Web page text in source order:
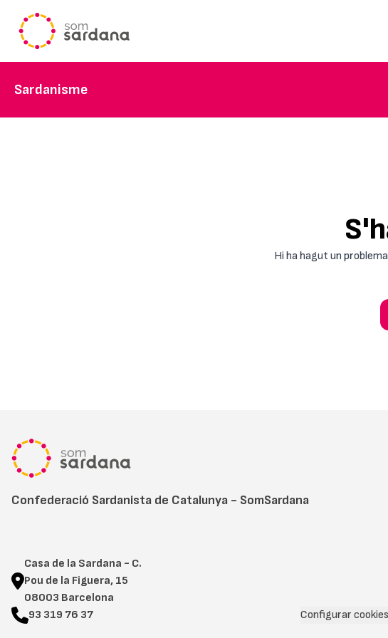
Sardanisme
Hi ha hagut un
Confederació Sardanista de Catalunya - SomSardana
Casa de la Sardana - C.
Pou de la Figuera, 15
08003 Barcelona
93 319 76 37
Configurar cookies